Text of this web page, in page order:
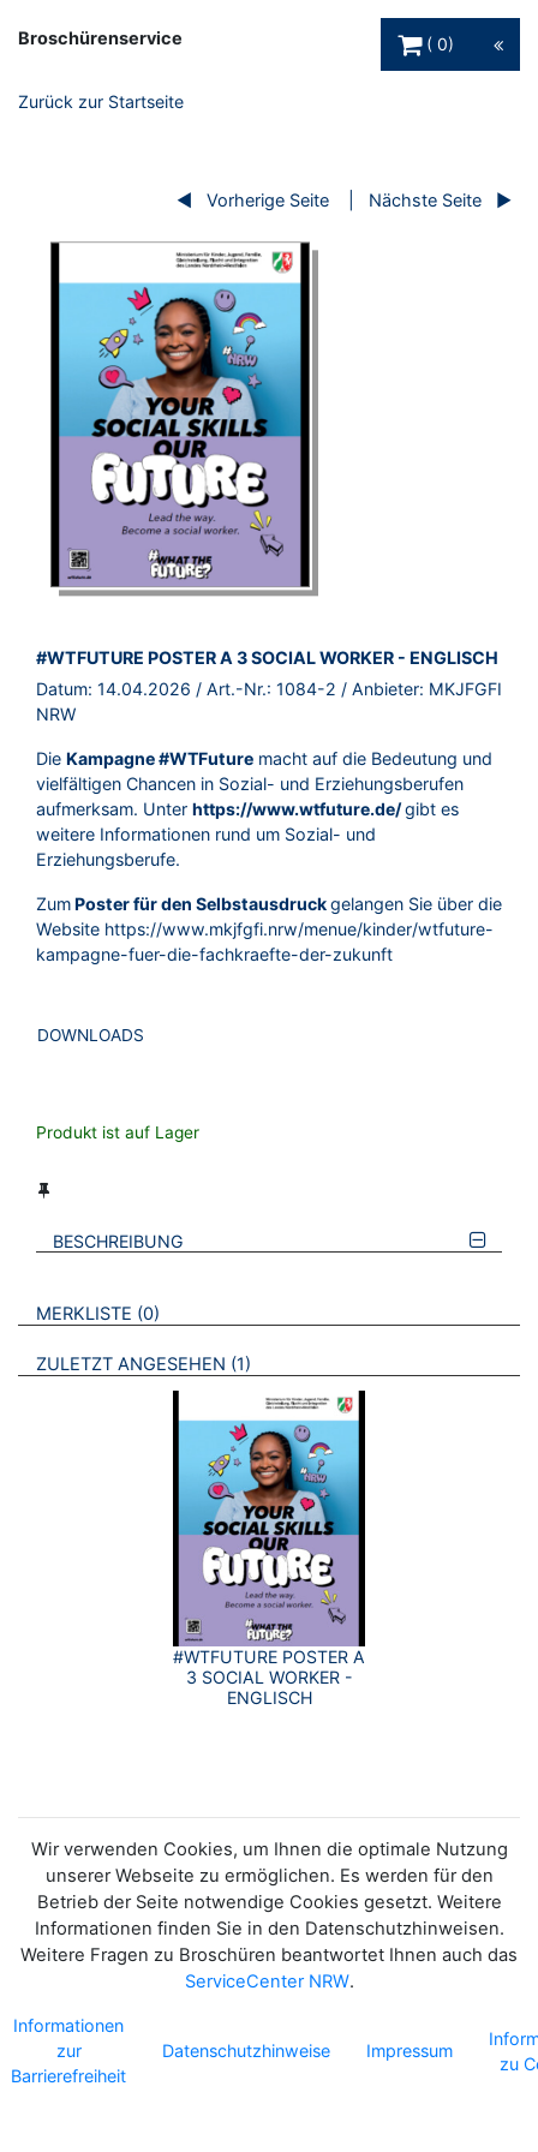
Broschürenservice
0
Zurück zur Startseite
Vorherige Seite Nächste Seite
BROSCHÜRE:
#WTFUTURE POSTER A 3 SOCIAL WORKER - ENGLISCH
Datum: 14.04.2026 / Art.-Nr.: 1084-2 / Anbieter: MKJFGFI
NRW
Die Kampagne #WTFuture macht auf die Bedeutung und
vielfältigen Chancen in Sozial- und Erziehungsberufen
aufmerksam. Unter https://www.wtfuture.de/gibt es
weitere Informationen rund um Sozial- und
Erziehungsberufe.
ZumPoster für den Selbstausdruckgelangen Sie über die
Website https://www.mkjfgfi.nrw/menue/kinder/wtfuture-
kampagne-fuer-die-fachkraefte-der-zukunft
DOWNLOADS
Produkt ist auf Lager
BESCHREIBUNG
VERWEISE AUF VERMERKTE- ODER ZULETZT ANGESEHENE
MERKLISTE 0 BROSCHÜREN
ZULETZT ANGESEHEN 1 BROSCHÜREN
#WTFUTURE POSTER A
3 SOCIAL WORKER -
ENGLISCH
Wir verwenden Cookies, um Ihnen die optimale Nutzung
unserer Webseite zu ermöglichen. Es werden für den
Betrieb der Seite notwendige Cookies gesetzt. Weitere
Informationen finden Sie in den Datenschutzhinweisen.
Weitere Fragen zu Broschüren beantwortet Ihnen auch das
ServiceCenter NRW.
Informationen
zur
Barrierefreiheit
Datenschutzhinweise Impressum
zu